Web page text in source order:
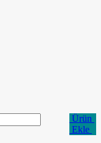
Ürün
Ekle